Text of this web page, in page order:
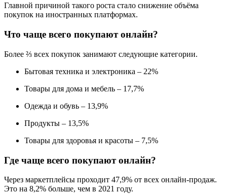
Главной причиной такого роста стало снижение объёма
покупок на иностранных платформах.
Что чаще всего покупают онлайн?
Более ⅔ всех покупок занимают следующие категории.
Бытовая техника и электроника – 22%
Товары для дома и мебель – 17,7%
Одежда и обувь – 13,9%
Продукты – 13,5%
Товары для здоровья и красоты – 7,5%
Где чаще всего покупают онлайн?
Через маркетплейсы проходит 47,9% от всех онлайн-продаж.
Это на 8,2% больше, чем в 2021 году.